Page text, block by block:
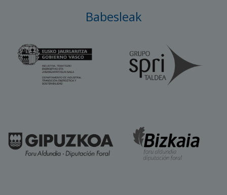
Babesleak